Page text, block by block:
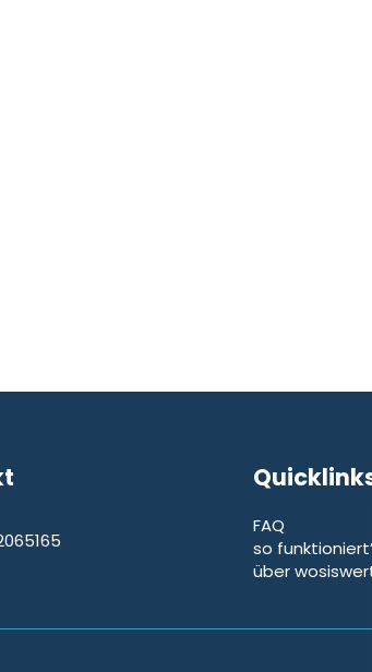
FAQ
so
über